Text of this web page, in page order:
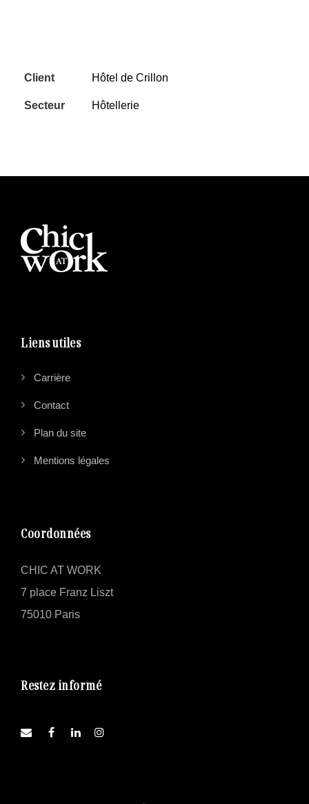
Client Hôtel de Crillon
Secteur Hôtellerie
Liens utiles
Carrière
Contact
Plan du site
Mentions légales
Coordonnées
CHIC AT WORK
7 place Franz Liszt
75010 Paris
Restez informé